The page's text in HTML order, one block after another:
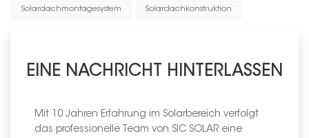
Solardachmontagesystem Solardachkonstruktion
EINE NACHRICHT HINTERLASSEN
Mit 10 Jahren Erfahrung im Solarbereich verfolgt
das professionelle Team von SIC SOLAR eine